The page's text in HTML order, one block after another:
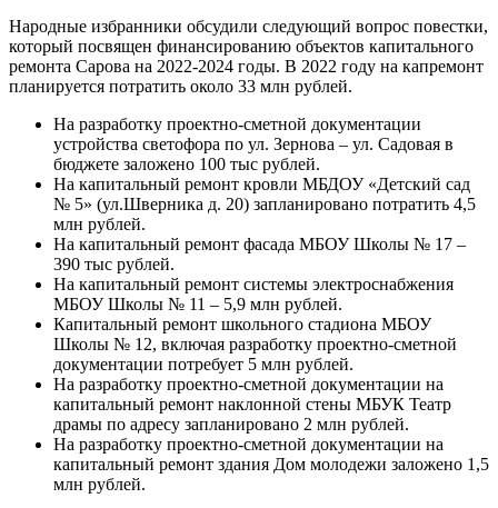
Народные избранники обсудили следующий вопрос повестки,
который посвящен финансированию объектов капитального
ремонта Сарова на 2022-2024 годы. В 2022 году на капремонт
планируется потратить около 33 млн рублей.
На разработку проектно-сметной документации
устройства светофора по ул. Зернова – ул. Садовая в
бюджете заложено 100 тыс рублей.
На капитальный ремонт кровли МБДОУ «Детский сад
№ 5» (ул.Шверника д. 20) запланировано потратить 4,5
млн рублей.
На капитальный ремонт фасада МБОУ Школы № 17 –
390 тыс рублей.
На капитальный ремонт системы электроснабжения
МБОУ Школы № 11 – 5,9 млн рублей.
Капитальный ремонт школьного стадиона МБОУ
Школы № 12, включая разработку проектно-сметной
документации потребует 5 млн рублей.
На разработку проектно-сметной документации на
капитальный ремонт наклонной стены МБУК Театр
драмы по адресу запланировано 2 млн рублей.
На разработку проектно-сметной документации на
капитальный ремонт здания Дом молодежи заложено 1,5
млн рублей.